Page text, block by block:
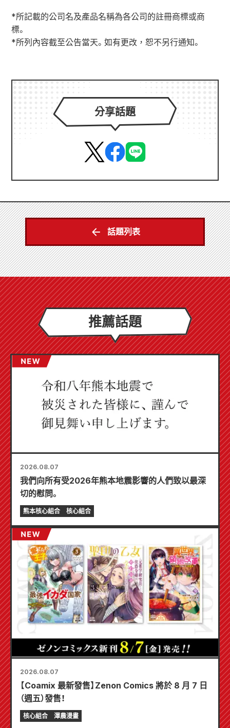
*所記載的公司名及產品名稱為各公司的註冊商標或商
標。
*所列內容截至公告當天。如有更改，恕不另行通知。
分享話題
話題列表
推薦話題
2026.08.07
我們向所有受2026年熊本地震影響的人們致以最深
切的慰問。
熊本核心組合 核心組合
2026.08.07
【Coamix 最新發售】Zenon Comics 將於 8 月 7 日
（週五）發售！
核心組合 澤農漫畫